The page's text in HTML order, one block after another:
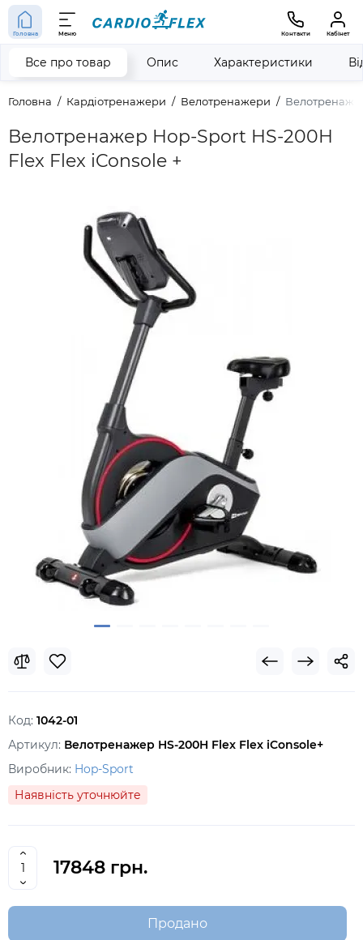
Головна Меню Контакти Кабінет
Головна Кардіотренажери Велотренажери
Велотренажер Hop-Sport HS-200H
Flex Flex iConsole +
Все про товар Опис Характеристики
Код: 1042-01
Артикул: Велотренажер HS-200H Flex Flex iConsole+
Виробник: Hop-Sport
Наявність уточнюйте
17848 грн.
Продано